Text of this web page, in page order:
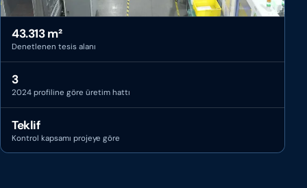
43.313 m²
Denetlenen tesis alanı
3
2024 profiline göre üretim hattı
Teklif
Kontrol kapsamı projeye göre